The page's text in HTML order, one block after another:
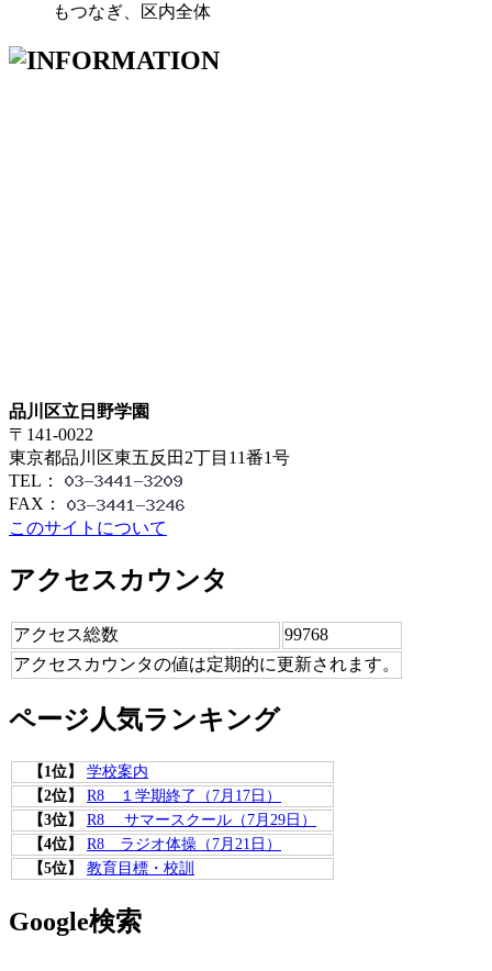
もつなぎ、区内全体
品川区立日野学園
〒141-0022
東京都品川区東五反田2丁目11番1号
TEL：
FAX：
このサイトについて
アクセスカウンタ
アクセス総数
99768
アクセスカウンタの値は定期的に更新されます。
ページ人気ランキング
【1位】
学校案内
【2位】
R8 １学期終了（7月17日）
【3位】
R8 サマースクール（7月29日）
【4位】
R8 ラジオ体操（7月21日）
【5位】
教育目標・校訓
Google検索